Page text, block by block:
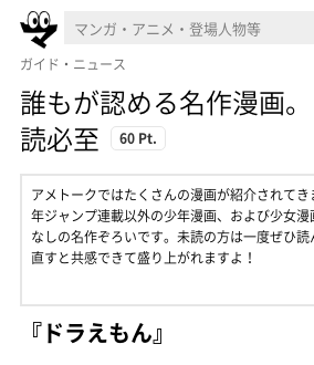
ガイド・ニュース
誰もが認める名作漫画
読必至
60 Pt.
アメトークではたくさんの漫画が紹介されて
年ジャンプ連載以外の少年漫画、および少女
なしの名作ぞろいです。未読の方は一度ぜひ
直すと共感できて盛り上がれますよ！
『ドラえもん』